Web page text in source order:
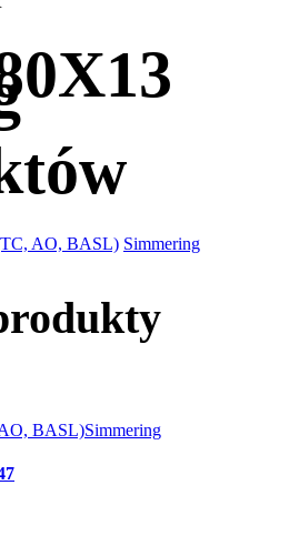
AO, BASL) Simmering
BASL)Simmering